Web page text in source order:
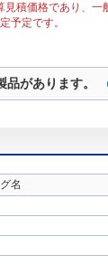
積価格であり、一
予定です。
があります。
名